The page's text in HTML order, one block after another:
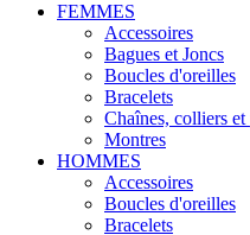
FEMMES
Accessoires
Bagues et Joncs
Boucles d'oreilles
Bracelets
Chaînes, colliers
Montres
HOMMES
Accessoires
Boucles d'oreilles
Bracelets